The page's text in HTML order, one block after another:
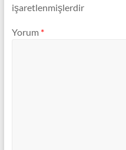
işaretlenmişlerdir
Yorum *